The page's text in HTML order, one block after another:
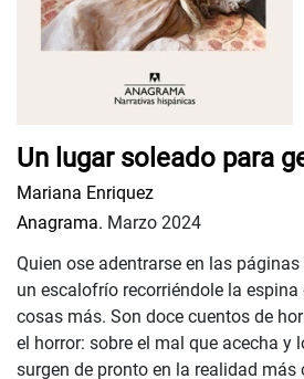
Un lugar soleado para
Mariana Enriquez
Anagrama. Marzo 2024
Quien ose adentrarse en las
un escalofrío recorriéndole la
cosas más. Son doce cuentos de
el horror: sobre el mal que acecha y
surgen de pronto en la realidad más